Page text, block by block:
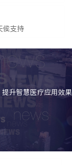
侯支持
升智慧医疗应用效果